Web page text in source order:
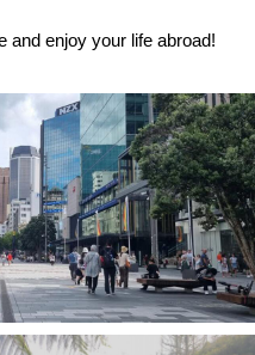
and enjoy your life abroad!